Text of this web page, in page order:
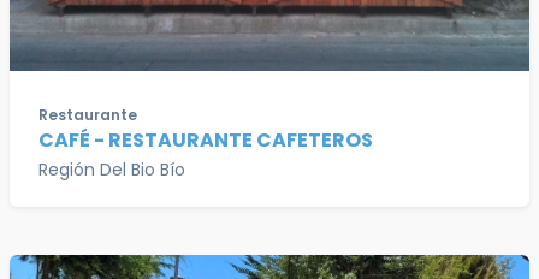
Restaurante
CAFÉ - RESTAURANTE CAFETEROS
Región Del Bio Bío